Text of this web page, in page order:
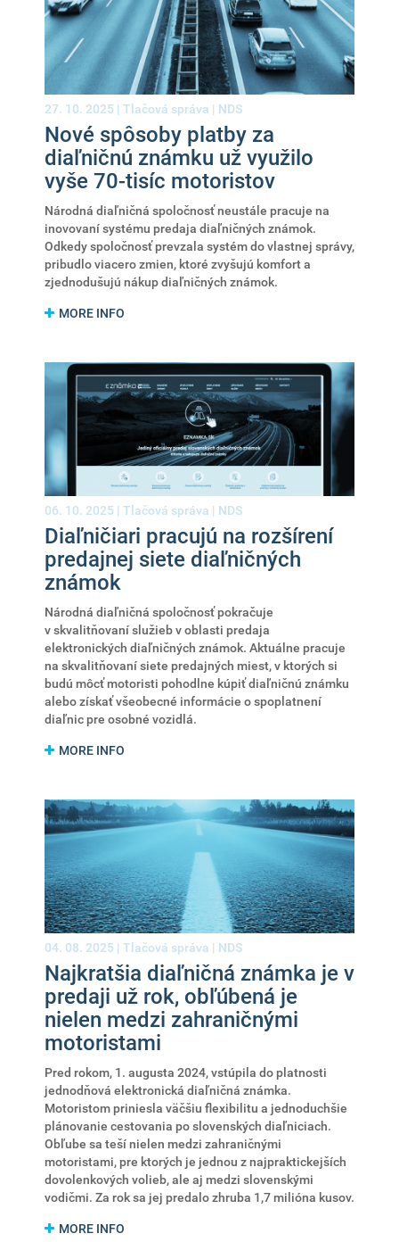
27. 10. 2025 | Tlačová správa | NDS
Nové spôsoby platby za
diaľničnú známku už využilo
vyše 70-tisíc motoristov
Národná diaľničná spoločnosť neustále pracuje na
inovovaní systému predaja diaľničných známok.
Odkedy spoločnosť prevzala systém do vlastnej správy,
pribudlo viacero zmien, ktoré zvyšujú komfort a
zjednodušujú nákup diaľničných známok.
MORE INFO
06. 10. 2025 | Tlačová správa | NDS
Diaľničiari pracujú na rozšírení
predajnej siete diaľničných
známok
Národná diaľničná spoločnosť pokračuje
v skvalitňovaní služieb v oblasti predaja
elektronických diaľničných známok. Aktuálne pracuje
na skvalitňovaní siete predajných miest, v ktorých si
budú môcť motoristi pohodlne kúpiť diaľničnú známku
alebo získať všeobecné informácie o spoplatnení
diaľnic pre osobné vozidlá.
MORE INFO
04. 08. 2025 | Tlačová správa | NDS
Najkratšia diaľničná známka je v
predaji už rok, obľúbená je
nielen medzi zahraničnými
motoristami
Pred rokom, 1. augusta 2024, vstúpila do platnosti
jednodňová elektronická diaľničná známka.
Motoristom priniesla väčšiu flexibilitu a jednoduchšie
plánovanie cestovania po slovenských diaľniciach.
Obľube sa teší nielen medzi zahraničnými
motoristami, pre ktorých je jednou z najpraktickejších
dovolenkových volieb, ale aj medzi slovenskými
vodičmi. Za rok sa jej predalo zhruba 1,7 milióna kusov.
MORE INFO